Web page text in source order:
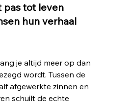
pas tot leven
hun verhaal
je altijd meer op dan
wordt. Tussen de
afgewerkte zinnen en
schuilt de echte